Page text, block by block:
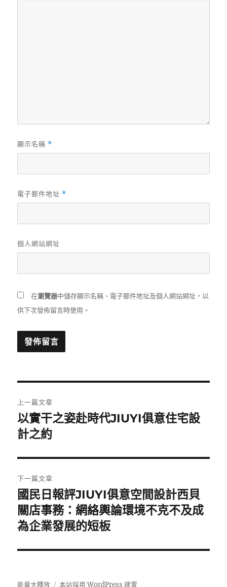
顯示名稱 *
電子郵件地址 *
個人網站網址
在瀏覽器中儲存顯示名稱、電子郵件地址及個人網站網址，以
供下次發佈留言時使用。
章
導
覽
上一篇文章
上
一
文
章:
以實干之姿赴時代JIUYI俱意住宅設
計之約
下一篇文章
下
一
篇
章:
國民日報評JIUYI俱意空間設計西貝
關店事務：網絡輿論環境不克不及成
為企業發展的短板
能量大釋放 本站採用 WordPress 建置